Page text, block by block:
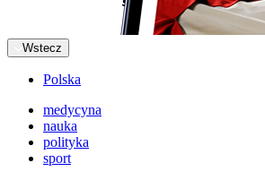
Wstecz
Polska
medycyna
nauka
polityka
sport